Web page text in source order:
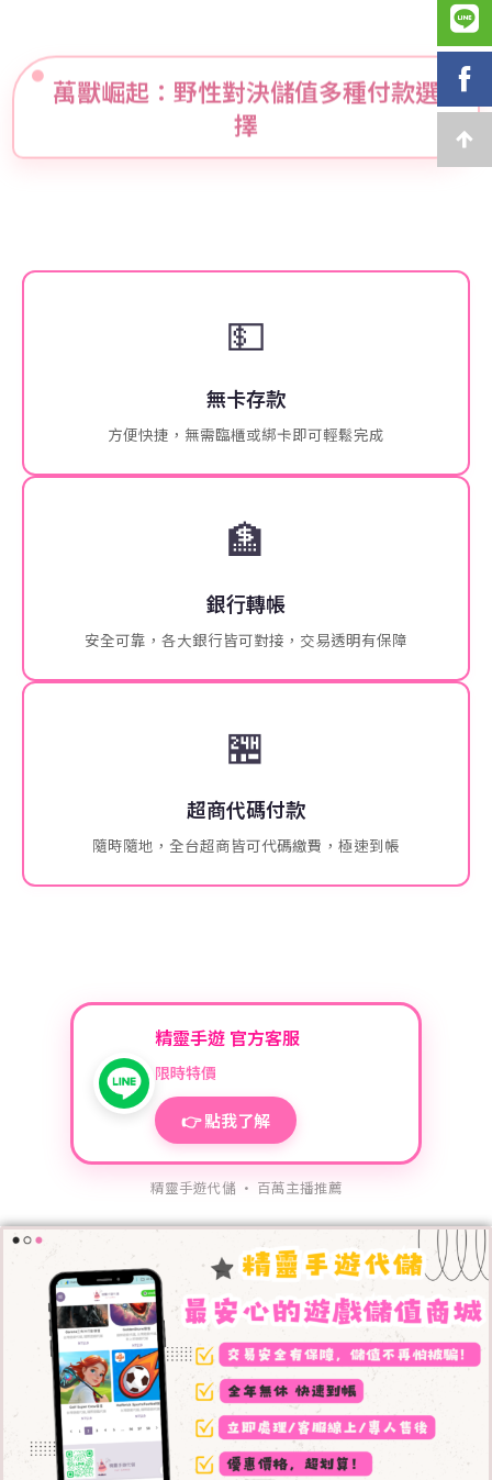
萬獸崛起：野性對決儲值多種付款選
擇
💵
無卡存款
方便快捷，無需臨櫃或綁卡即可輕鬆完成
🏦
銀行轉帳
安全可靠，各大銀行皆可對接，交易透明有保障
🏪
超商代碼付款
隨時隨地，全台超商皆可代碼繳費，極速到帳
精靈手遊 官方客服
限時特價
👉 點我了解
精靈手遊代儲 · 百萬主播推薦